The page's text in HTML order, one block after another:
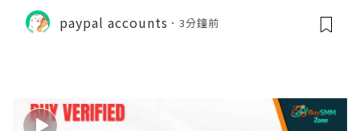
paypal accounts 3分鐘前